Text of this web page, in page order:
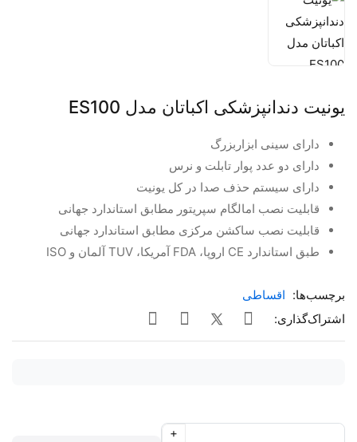
یونیت دندانپزشکی اکباتان مدل ES100
دارای سینی ابزاربزرگ
دارای دو عدد پوار تابلت و نرس
دارای سیستم حذف صدا در کل یونیت
قابلیت نصب امالگام سپریتور مطابق استاندارد جهانی
قابلیت نصب ساکشن مرکزی مطابق استاندارد جهانی
طبق استاندارد CE اروپا، FDA آمریکا، TUV آلمان و ISO
برچسب‌ها: اقساطی
اشتراک‌گذاری:
+